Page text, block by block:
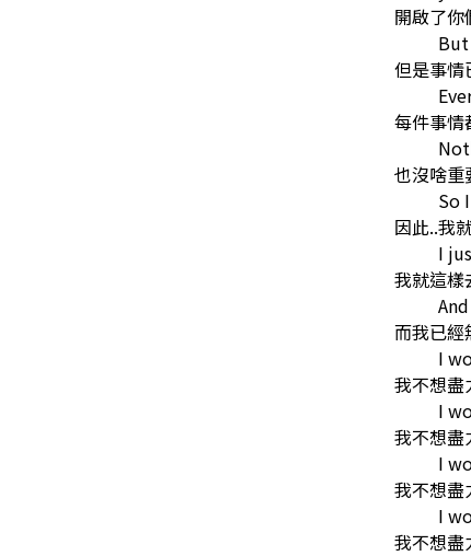
開啟了你
但是事情
每件事情
也沒啥重
So
因此..我
I
我就這
而我已經
I
我不想盡
I
我不想盡
I
我不想盡
I
我不想盡